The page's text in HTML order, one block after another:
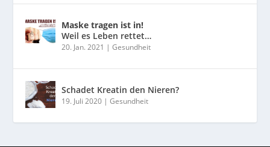
Maske tragen ist in!
Weil es Leben rettet…
20. Jan. 2021 |Gesundheit
Schadet Kreatin den Nieren?
19. Juli 2020 |Gesundheit